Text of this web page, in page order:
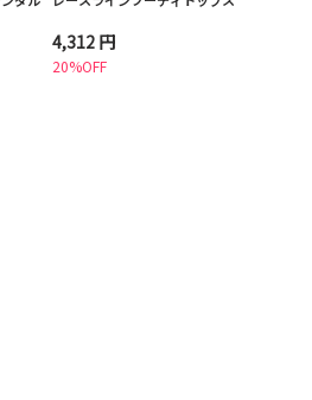
4,312 円
20%OFF